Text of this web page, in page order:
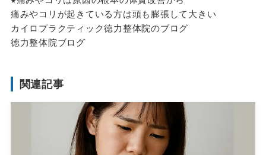
痛みやコリが起きている方は頭も膨張して大きい
カイロプラクティック徳力整体院のブログ
徳力整体院ブログ
関連記事